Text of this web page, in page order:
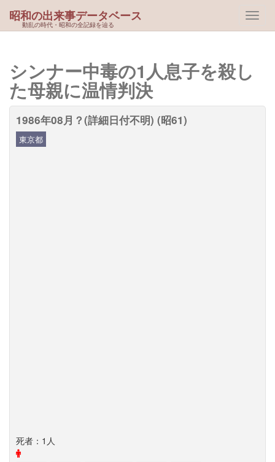
動乱の時代・昭和の全記録を辿る
昭和の出来事データベース
シンナー中毒の1人息子を殺し
た母親に温情判決
1986年08月？(詳細日付不明) (昭61)
東京都
死者：1人